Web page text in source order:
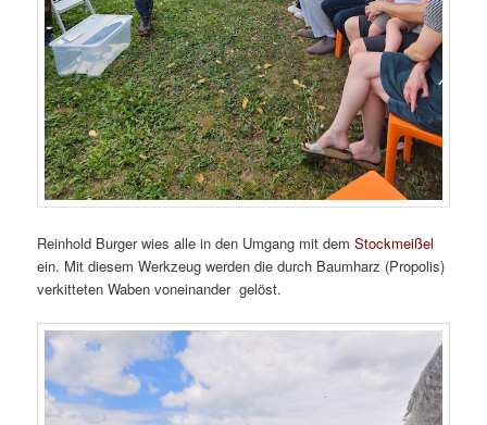
Reinhold Burger wies alle in den Umgang mit demStockmeißel
ein. Mit diesem Werkzeug werden die durch Baumharz (Propolis)
verkitteten Waben voneinander gelöst.